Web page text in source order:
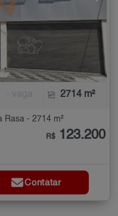
2714 m²
Rasa - 2714 m²
R$ 123.200
Contatar